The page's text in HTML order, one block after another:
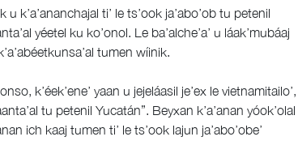
k’a’ananchajal ti’ le ts’ook ja’abo’ob tu petenil
yéetel ku ko’onol. Le ba’alche’a’ u láak’mubáaj
tumen wíinik.
k’éek’ene’ yaan u jejeláasil je’ex le vietnamitailo’,
tu petenil Yucatán”. Beyxan k’a’anan yóok’olal
ich kaaj tumen ti’ le ts’ook lajun ja’abo’obe’